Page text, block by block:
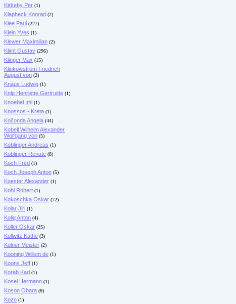
Kirkeby Per (1)
Klapheck Konrad (2)
Klee Paul (227)
Klein Yves (1)
Klewer Maximilian (2)
Klimt Gustav (296)
Klinger Max (15)
Klinkowström Friedrich
August von (2)
Knaus Ludwig (1)
Knip Henriette Gertruide (1)
Knoebel Imi (1)
Knossos - Kreta (1)
Kočonda Angela (44)
Kobell Wilhelm Alexander
Wolfgang von (5)
Koblinger Andreas (1)
Koblinger Renate (8)
Koch Fred (1)
Koch Joseph Anton (5)
Koester Alexander (1)
Kohl Robert (1)
Kokoschka Oskar (72)
Kolar Jiri (1)
Kolig Anton (4)
Koller Oskar (25)
Kollwitz Käthe (3)
Kölner Meister (2)
Kooning Willem de (1)
Koons Jeff (1)
Korab Karl (1)
Kosel Hermann (1)
Koson Ohara (8)
Kozo (1)